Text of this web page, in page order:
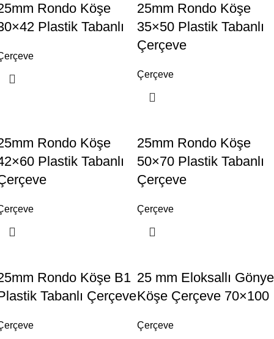
Rondo Köşe
Plastik Tabanlı
25mm Rondo Köşe
35×50 Plastik Tabanlı
Çerçeve
Çerçeve
Rondo Köşe
Plastik Tabanlı
25mm Rondo Köşe
50×70 Plastik Tabanlı
Çerçeve
Çerçeve
Rondo Köşe B1
Tabanlı Çerçeve
25 mm Eloksallı Gönye
Köşe Çerçeve 70×100
Çerçeve